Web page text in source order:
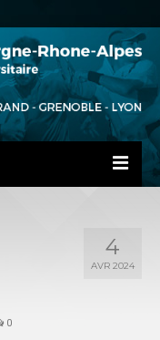
4
AVR 2024
0